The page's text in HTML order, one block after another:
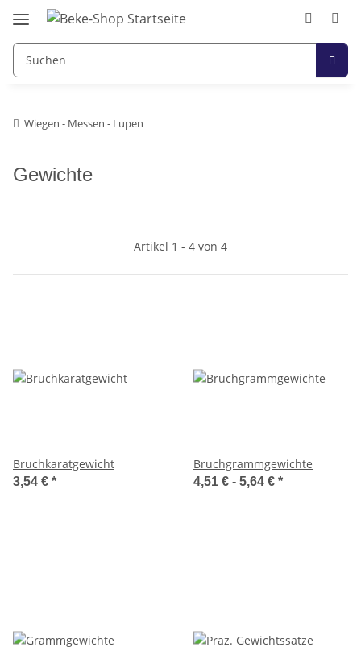
Wiegen - Messen - Lupen
Gewichte
Artikel 1 - 4 von 4
Bruchkaratgewicht
3,54 € *
Bruchgrammgewichte
4,51 € - 5,64 € *